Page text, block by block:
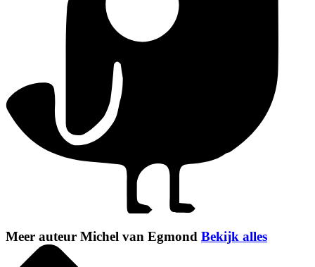
Meer auteur Michel van Egmond Bekijk alles